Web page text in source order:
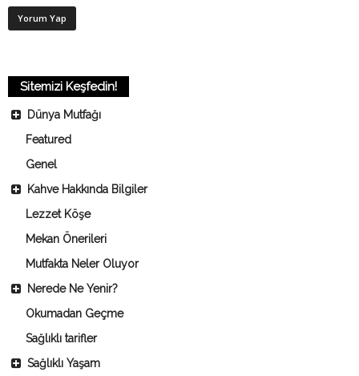
Sitemizi Keşfedin!
Dünya Mutfağı
Featured
Genel
Kahve Hakkında Bilgiler
Lezzet Köşe
Mekan Önerileri
Mutfakta Neler Oluyor
Nerede Ne Yenir?
Okumadan Geçme
Sağlıklı tarifler
Sağlıklı Yaşam